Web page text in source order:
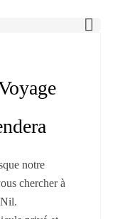
notre
chercher à